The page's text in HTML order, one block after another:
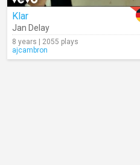
Klar
Jan Delay
8 years | 2055 plays
ajcambron